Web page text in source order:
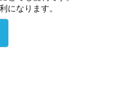
になります。